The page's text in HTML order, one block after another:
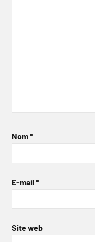
Nom*
E-mail *
Site web